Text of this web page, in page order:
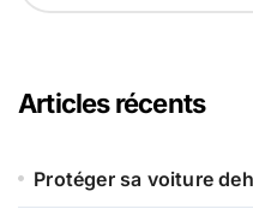
r
c
e
Articles récents
Protéger sa voiture